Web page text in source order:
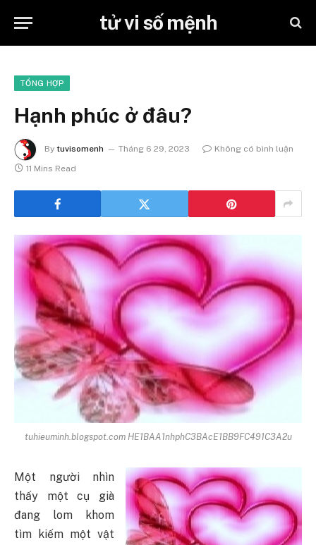
tử vi số mệnh
TỔNG HỢP
Hạnh phúc ở đâu?
By tuvisomenh Tháng 6 29, 2023
Không có bình luận
11 Mins Read
tuhieuminh.blogspot.com HE1BAA1nhphC3BAcE1BB9FC491C3A2u
Một người nhìn
thấy một cụ già
đang lom khom
tìm kiếm một vật